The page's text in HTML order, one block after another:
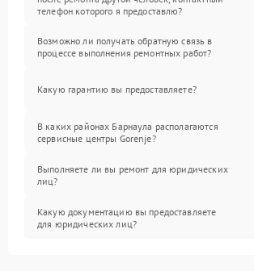
телефон которого я предоставлю?
Возможно ли получать обратную связь в
процессе выполнения ремонтных работ?
Какую гарантию вы предоставляете?
В каких районах Барнаула располагаются
сервисные центры Gorenje?
Выполняете ли вы ремонт для юридических
лиц?
Какую документацию вы предоставляете
для юридических лиц?